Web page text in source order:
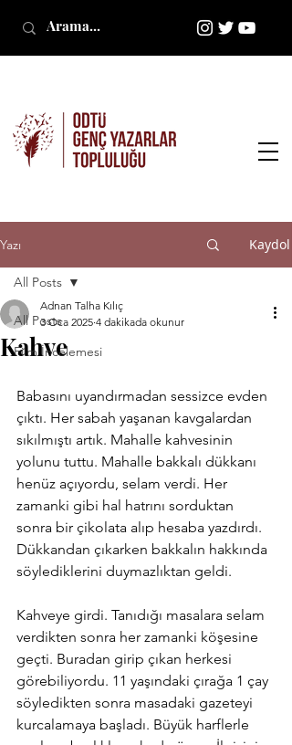
Yazı Kaydol
All Posts
Film İncelemesi
All Posts
Kahve
Adnan Talha Kılıç
3 Oca 2025 4 dakikada okunur
Babasını uyandırmadan sessizce evden
çıktı. Her sabah yaşanan kavgalardan
sıkılmıştı artık. Mahalle kahvesinin
yolunu tuttu. Mahalle bakkalı dükkanı
henüz açıyordu, selam verdi. Her
zamanki gibi hal hatrını sorduktan
sonra bir çikolata alıp hesaba yazdırdı.
Dükkandan çıkarken bakkalın hakkında
söylediklerini duymazlıktan geldi.
Kahveye girdi. Tanıdığı masalara selam
verdikten sonra her zamanki köşesine
geçti. Buradan girip çıkan herkesi
görebiliyordu. 11 yaşındaki çırağa 1 çay
söyledikten sonra masadaki gazeteyi
kurcalamaya başladı. Büyük harflerle